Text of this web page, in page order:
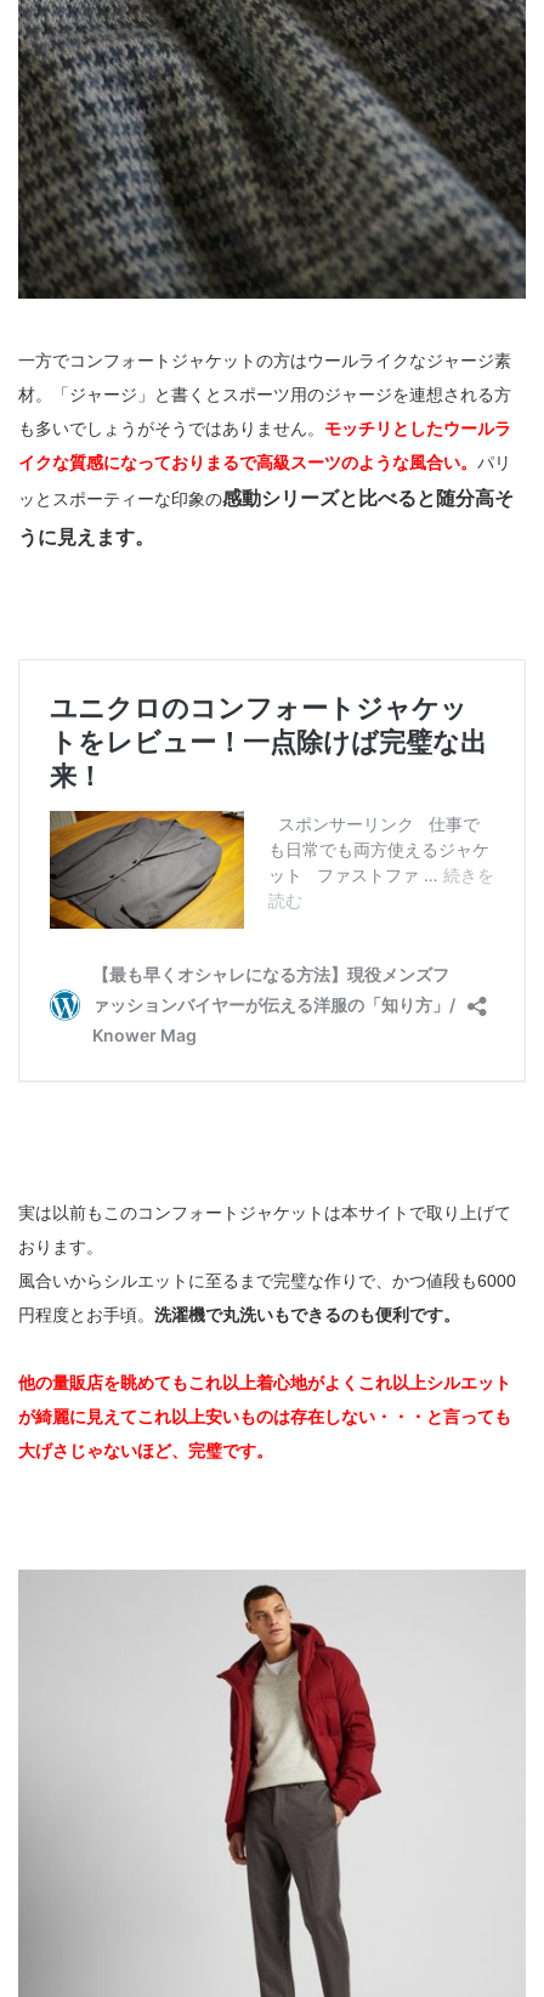
一方でコンフォートジャケットの方はウールライクなジャージ素
材。「ジャージ」と書くとスポーツ用のジャージを連想される方
も多いでしょうがそうではありません。 モッチリとしたウールラ
イクな質感になっておりまるで高級スーツのような風合い。 パリ
ッとスポーティーな印象の感動シリーズと比べると随分高そ
うに見えます。
実は以前もこのコンフォートジャケットは本サイトで取り上げて
おります。
風合いからシルエットに至るまで完璧な作りで、かつ値段も6000
円程度とお手頃。 洗濯機で丸洗いもできるのも便利です。
他の量販店を眺めてもこれ以上着心地がよくこれ以上シルエット
が綺麗に見えてこれ以上安いものは存在しない・・・と言っても
大げさじゃないほど、完璧です。